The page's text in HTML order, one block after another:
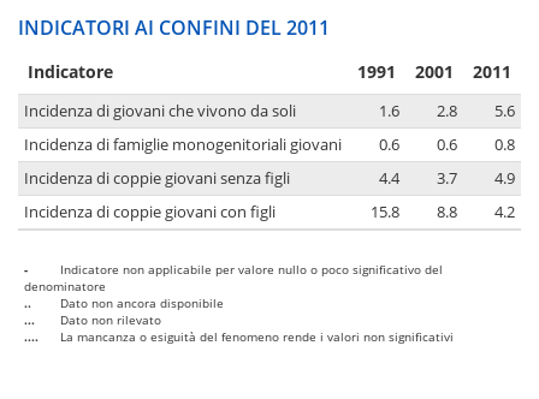
INDICATORI AI CONFINI DEL 2011
Indicatore 1991 2001 2011
Incidenza di giovani che vivono da soli 1.6 2.8
5.6
Incidenza di famiglie monogenitoriali giovani
0.6 0.6
0.8
Incidenza di coppie giovani senza figli
4.4 3.7
4.9
Incidenza di coppie giovani con figli
15.8 8.8 4.2
-
Indicatore non applicabile per valore nullo o poco significativo del
denominatore
..
Dato non ancora disponibile
...
Dato non rilevato
....
La mancanza o esiguità del fenomeno rende i valori non significativi